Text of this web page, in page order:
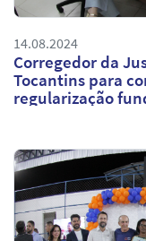
14.08.2024
Corregedor da
Tocantins para
regularização